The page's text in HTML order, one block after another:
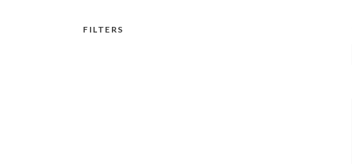
FILTERS